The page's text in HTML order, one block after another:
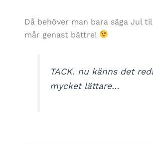
Då behöver man bara säga Jul
mår genast bättre!
TACK. nu känns det
mycket lättare…